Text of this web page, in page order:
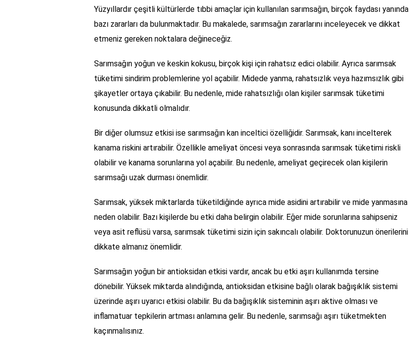
Yüzyıllardır çeşitli kültürlerde tıbbi amaçlar için kullanılan sarımsağın, birçok faydası yanında
bazı zararları da bulunmaktadır. Bu makalede, sarımsağın zararlarını inceleyecek ve dikkat
etmeniz gereken noktalara değineceğiz.
Sarımsağın yoğun ve keskin kokusu, birçok kişi için rahatsız edici olabilir. Ayrıca sarımsak
tüketimi sindirim problemlerine yol açabilir. Midede yanma, rahatsızlık veya hazımsızlık gibi
şikayetler ortaya çıkabilir. Bu nedenle, mide rahatsızlığı olan kişiler sarımsak tüketimi
konusunda dikkatli olmalıdır.
Bir diğer olumsuz etkisi ise sarımsağın kan inceltici özelliğidir. Sarımsak, kanı incelterek
kanama riskini artırabilir. Özellikle ameliyat öncesi veya sonrasında sarımsak tüketimi riskli
olabilir ve kanama sorunlarına yol açabilir. Bu nedenle, ameliyat geçirecek olan kişilerin
sarımsağı uzak durması önemlidir.
Sarımsak, yüksek miktarlarda tüketildiğinde ayrıca mide asidini artırabilir ve mide yanmasına
neden olabilir. Bazı kişilerde bu etki daha belirgin olabilir. Eğer mide sorunlarına sahipseniz
veya asit reflüsü varsa, sarımsak tüketimi sizin için sakıncalı olabilir. Doktorunuzun önerilerini
dikkate almanız önemlidir.
Sarımsağın yoğun bir antioksidan etkisi vardır, ancak bu etki aşırı kullanımda tersine
dönebilir. Yüksek miktarda alındığında, antioksidan etkisine bağlı olarak bağışıklık sistemi
üzerinde aşırı uyarıcı etkisi olabilir. Bu da bağışıklık sisteminin aşırı aktive olması ve
inflamatuar tepkilerin artması anlamına gelir. Bu nedenle, sarımsağı aşırı tüketmekten
kaçınmalısınız.